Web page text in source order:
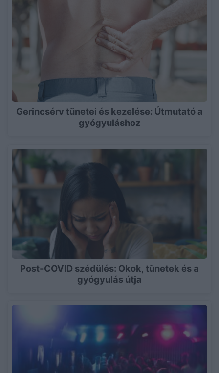
Gerincsérv tünetei és kezelése: Útmutató a
gyógyuláshoz
Post-COVID szédülés: Okok, tünetek és a
gyógyulás útja